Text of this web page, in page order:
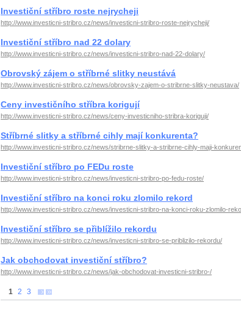
Investiční stříbro roste nejrycheji
http://www.investicni-stribro.cz/news/investicni-stribro-roste-nejrycheji/
Investiční stříbro nad 22 dolary
http://www.investicni-stribro.cz/news/investicni-stribro-nad-22-dolary/
Obrovský zájem o stříbrné slitky neustává
http://www.investicni-stribro.cz/news/obrovsky-zajem-o-stribrne-slitky-neustava/
Ceny investičního stříbra korigují
http://www.investicni-stribro.cz/news/ceny-investicniho-stribra-koriguji/
Stříbrné slitky a stříbrné cihly mají konkurenta?
http://www.investicni-stribro.cz/news/stribrne-slitky-a-stribrne-cihly-maji-
Investiční stříbro po FEDu roste
http://www.investicni-stribro.cz/news/investicni-stribro-po-fedu-roste/
Investiční stříbro na konci roku zlomilo rekord
http://www.investicni-stribro.cz/news/investicni-stribro-na-konci-roku-zlomilo-
Investiční stříbro se přiblížilo rekordu
http://www.investicni-stribro.cz/news/investicni-stribro-se-priblizilo-rekordu/
Jak obchodovat investiční stříbro?
http://www.investicni-stribro.cz/news/jak-obchodovat-investicni-stribro-/
1 2 3